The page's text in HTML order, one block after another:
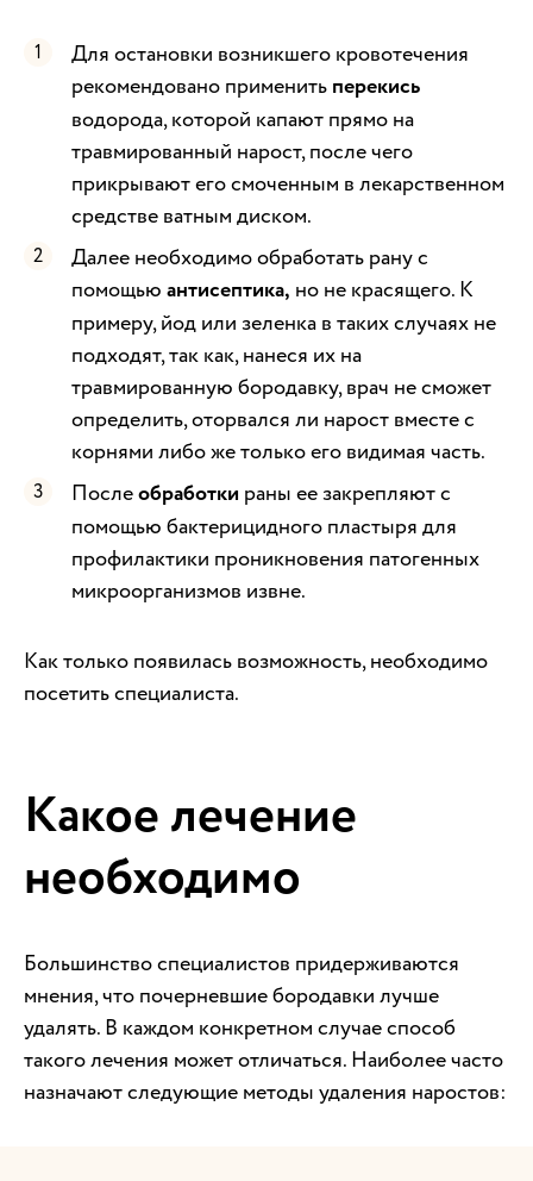
Для остановки возникшего кровотечения
рекомендовано применить перекись
водорода, которой капают прямо на
травмированный нарост, после чего
прикрывают его смоченным в лекарственном
средстве ватным диском.
Далее необходимо обработать рану с
помощью антисептика, но не красящего. К
примеру, йод или зеленка в таких случаях не
подходят, так как, нанеся их на
травмированную бородавку, врач не сможет
определить, оторвался ли нарост вместе с
корнями либо же только его видимая часть.
Послеобработки раны ее закрепляют с
помощью бактерицидного пластыря для
профилактики проникновения патогенных
микроорганизмов извне.
Как только появилась возможность, необходимо
посетить специалиста.
Какое лечение
необходимо
Большинство специалистов придерживаются
мнения, что почерневшие бородавки лучше
удалять. В каждом конкретном случае способ
такого лечения может отличаться. Наиболее часто
назначают следующие методы удаления наростов: